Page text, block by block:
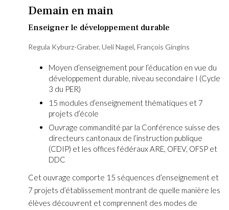
Demain en main
Enseigner le développement durable
Regula Kyburz-Graber, Ueli Nagel, François Gingins
Moyen d’enseignement pour l’éducation en vue du
développement durable, niveau secondaire I (Cycle
3 du PER)
15 modules d’enseignement thématiques et 7
projets d’école
Ouvrage commandité par la Conférence suisse des
directeurs cantonaux de l’instruction publique
(CDIP) et les offices fédéraux ARE, OFEV, OFSP et
DDC
Cet ouvrage comporte 15 séquences d’enseignement et
7 projets d’établissement montrant de quelle manière les
élèves découvrent et comprennent des modes de
the
images
gallery